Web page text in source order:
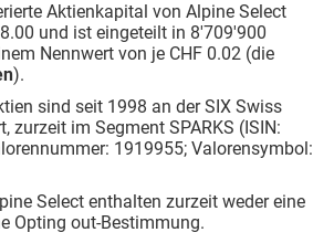
Aktienkapital von Alpine Select
und ist eingeteilt in 8'709'900
Nennwert von je CHF 0.02 (die
).
sind seit 1998 an der SIX Swiss
zurzeit im Segment SPARKS (ISIN:
1919955; Valorensymbol:
Select enthalten zurzeit weder eine
Opting out-Bestimmung.